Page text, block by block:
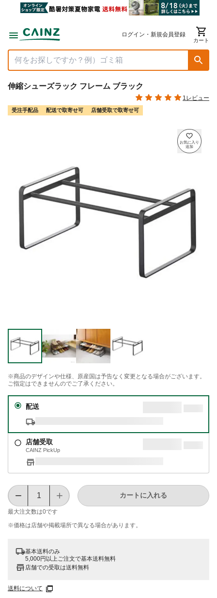
ログイン・新規会員登録
カート
伸縮シューズラック フレーム ブラック
1レビュー
受注手配品 配送で取寄せ可 店舗受取で取寄せ可
※商品のデザインや仕様、原産国は予告なく変更となる場合がございます。
ご指定はできませんのでご了承ください。
配送
店舗受取
CAINZ PickUp
最大注文数は0です
カートに入れる
※価格は​店舗や​掲載場所で​異なる​場合が​あります。
基本送料のみ
5,000円以上ご注文で基本送料無料
店舗での受取は送料無料
送料について